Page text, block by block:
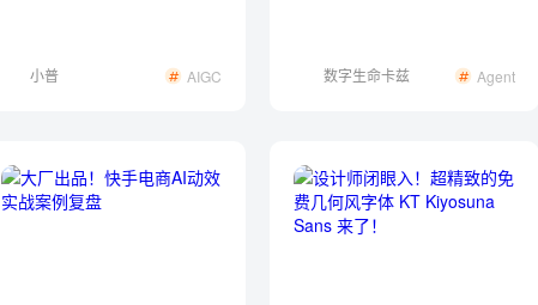
小普 AIGC
数字生命卡兹
Agent